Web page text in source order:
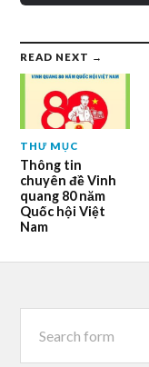
READ NEXT →
THƯ MỤC
Thông tin
chuyên đề Vinh
quang 80 năm
Quốc hội Việt
Nam